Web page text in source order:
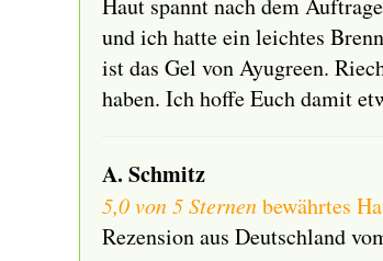
und ich hatte ein leichtes
ist das Gel von Ayugreen.
haben. Ich hoffe Euch damit
A. Schmitz
5,0 von 5 Sternenbewährtes
Rezension aus Deutschland